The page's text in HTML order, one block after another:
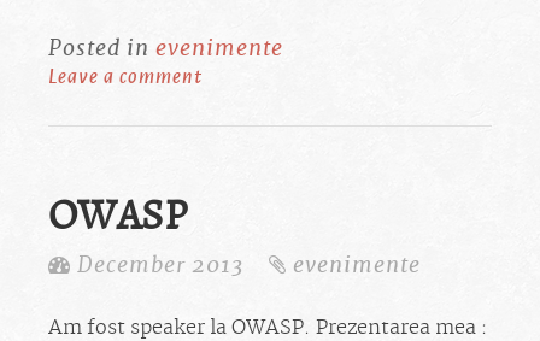
Posted in evenimente
Leave a comment
OWASP
December 2013 evenimente
Am fost speaker la OWASP. Prezentarea mea :